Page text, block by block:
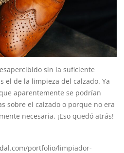
sin la suficiente
el de la limpieza del calzado. Ya
aparentemente se podrían
sobre el calzado o porque no era
necesaria. ¡Eso quedó atrás!
portfolio/limpiador-